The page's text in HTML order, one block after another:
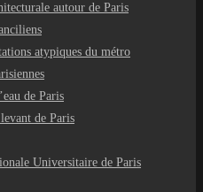
autour de Paris
atypiques du métro
de Paris
de Paris
Universitaire de Paris